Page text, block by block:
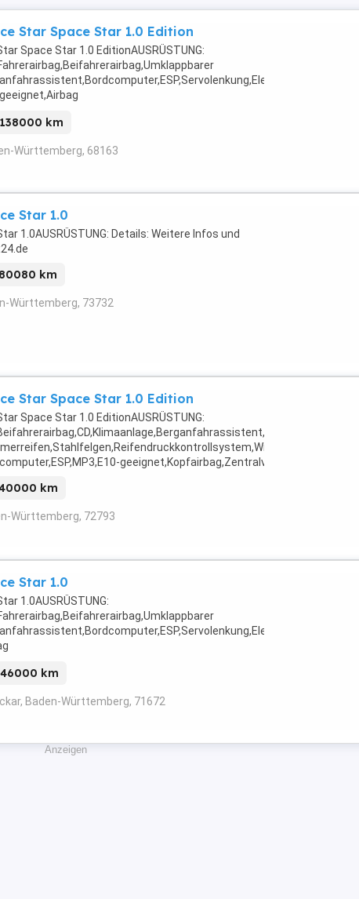
Star Space Star 1.0 Edition
Space Star 1.0 EditionAUSRÜSTUNG:
km
Württemberg, 68163
Star 1.0
1.0AUSRÜSTUNG: Details: Weitere Infos und
km
Württemberg, 73732
Star Space Star 1.0 Edition
Space Star 1.0 EditionAUSRÜSTUNG:
geeignet,Kopfairbag,Zentralverriegelung ...
km
Württemberg, 72793
Star 1.0
1.0AUSRÜSTUNG:
km
Baden-Württemberg, 71672
Anzeigen